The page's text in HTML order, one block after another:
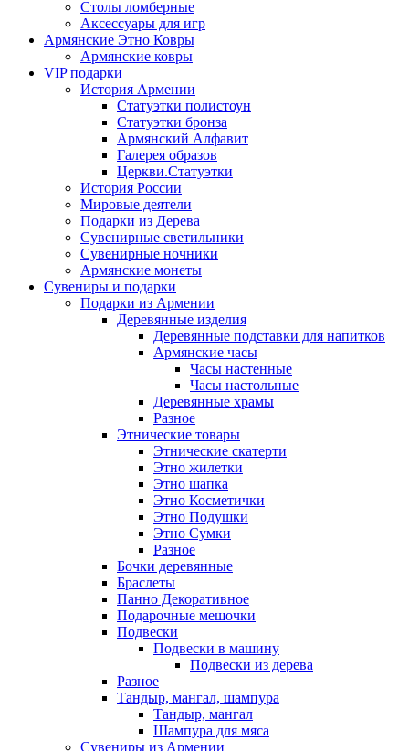
Столы ломберные
Аксессуары для игр
Армянские Этно Ковры
Армянские ковры
VIP подарки
История Армении
Статуэтки полистоун
Статуэтки бронза
Армянский Алфавит
Галерея образов
Церкви.Статуэтки
История России
Мировые деятели
Подарки из Дерева
Сувенирные светильники
Сувенирные ночники
Армянские монеты
Сувениры и подарки
Подарки из Армении
Деревянные изделия
Деревянные подставки для напитков
Армянские часы
Часы настенные
Часы настольные
Деревянные храмы
Разное
Этнические товары
Этнические скатерти
Этно жилетки
Этно шапка
Этно Косметички
Этно Подушки
Этно Сумки
Разное
Бочки деревянные
Браслеты
Панно Декоративное
Подарочные мешочки
Подвески
Подвески в машину
Подвески из дерева
Разное
Тандыр, мангал, шампура
Тандыр, мангал
Шампура для мяса
Сувениры из Армении